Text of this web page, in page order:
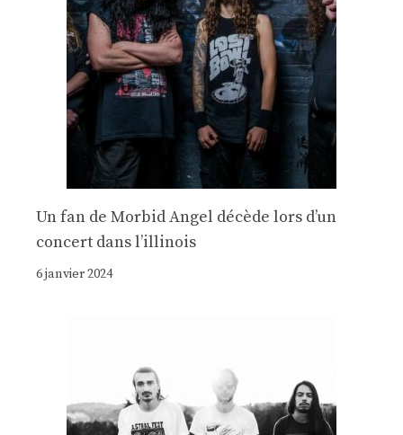
Un fan de Morbid Angel décède lors d’un
concert dans l’illinois
6 janvier 2024